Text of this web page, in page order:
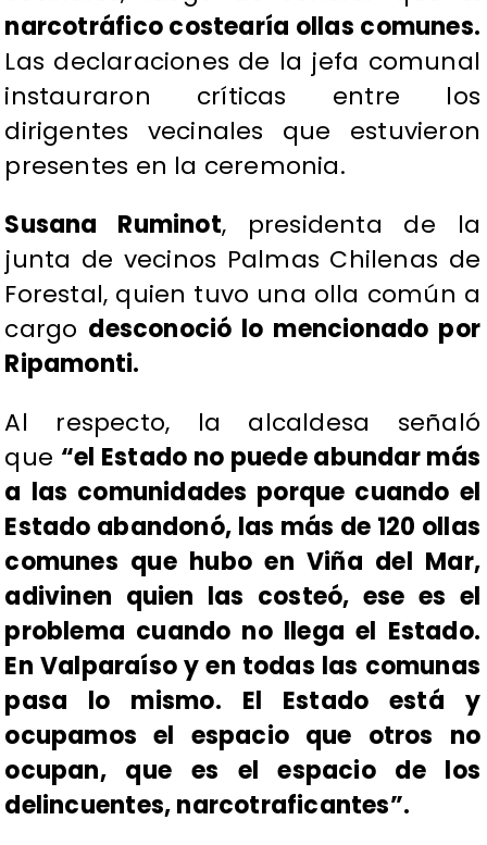
narcotráfico costearía ollas comunes.
Las declaraciones de la jefa comunal
instauraron críticas entre los
dirigentes vecinales que estuvieron
presentes en la ceremonia.
Susana Ruminot, presidenta de la
junta de vecinos Palmas Chilenas de
Forestal, quien tuvo una olla común a
cargo desconoció lo mencionado por
Ripamonti.
Al respecto, la alcaldesa señaló
que “el Estado no puede abundar más
a las comunidades porque cuando el
Estado abandonó, las más de 120 ollas
comunes que hubo en Viña del Mar,
adivinen quien las costeó, ese es el
problema cuando no llega el Estado.
En Valparaíso y en todas las comunas
pasa lo mismo. El Estado está y
ocupamos el espacio que otros no
ocupan, que es el espacio de los
delincuentes, narcotraficantes”.